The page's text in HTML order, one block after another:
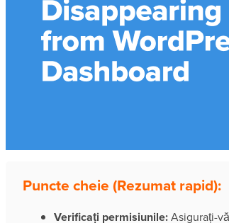
Puncte cheie (Rezumat rapid):
Verificați permisiunile:Asigurați-